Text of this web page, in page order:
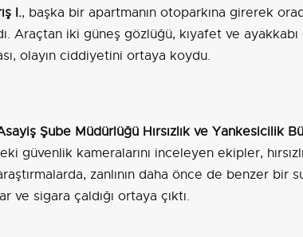
I., başka bir apartmanın otoparkına girerek
iki güneş gözlüğü, kıyafet ve ayakkabı
olayın ciddiyetini ortaya koydu.
Şube Müdürlüğü Hırsızlık ve Yankesicilik
güvenlik kameralarını inceleyen ekipler,
zanlının daha önce de benzer bir
sigara çaldığı ortaya çıktı.